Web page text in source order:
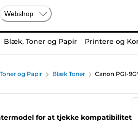
Webshop
Blæk, Toner og Papir Printere og
og Papir Blæk Toner Canon PGI-
for at tjekke kompatibilitet